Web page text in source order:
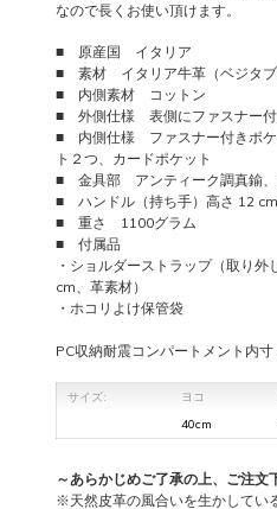
なので長くお使い頂けます。
■ 原産国 イタリア
■ 素材 イタリア牛革（ベジタブ
■ 内側素材 コットン
■ 外側仕様 表側にファスナー付
■ 内側仕様 ファスナー付きポケ
ト２つ、カードポケット
■ 金具部 アンティーク調真鍮、
■ ハンドル（持ち手）高さ 12 cm
■ 重さ 1100グラム
■ 付属品
・ショルダーストラップ（取り
cm、革素材）
・ホコリよけ保管袋
PC収納耐震コンパートメント内
サイズ: ヨコ
40cm
～あらかじめご了承の上、ご注文
※天然皮革の風合いを生かしてい